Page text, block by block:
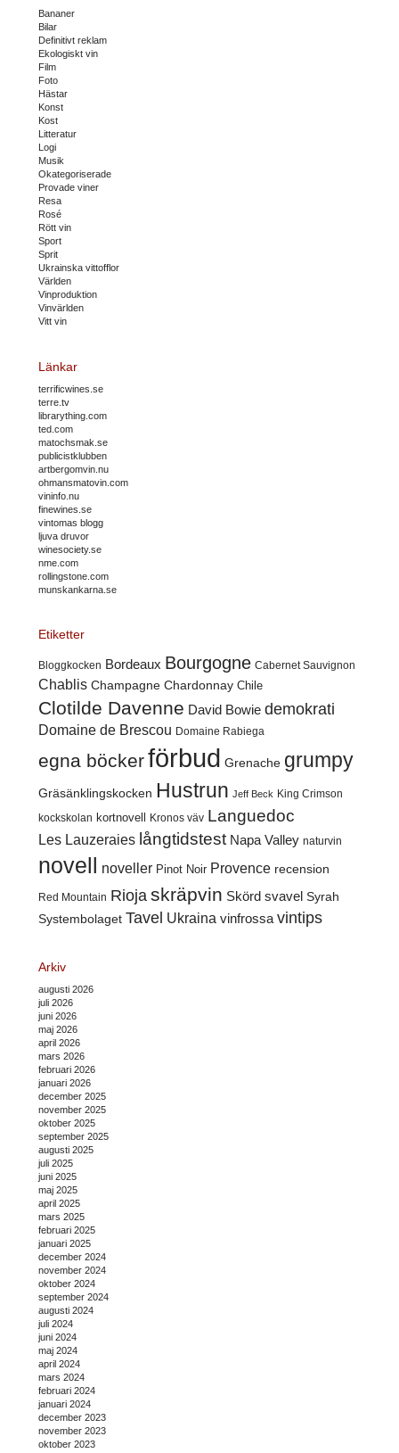
Bananer
Bilar
Definitivt reklam
Ekologiskt vin
Film
Foto
Hästar
Konst
Kost
Litteratur
Logi
Musik
Okategoriserade
Provade viner
Resa
Rosé
Rött vin
Sport
Sprit
Ukrainska vittofflor
Världen
Vinproduktion
Vinvärlden
Vitt vin
Länkar
terrificwines.se
terre.tv
librarything.com
ted.com
matochsmak.se
publicistklubben
artbergomvin.nu
ohmansmatovin.com
vininfo.nu
finewines.se
vintomas blogg
ljuva druvor
winesociety.se
nme.com
rollingstone.com
munskankarna.se
Etiketter
Bloggkocken Bordeaux Bourgogne Cabernet Sauvignon
Chablis Champagne Chardonnay Chile
Clotilde Davenne David Bowie demokrati
Domaine de Brescou Domaine Rabiega
egna böckerförbud Grenache grumpy
Gräsänklingskocken Hustrun Jeff Beck King Crimson
kockskolan kortnovell Kronos väv Languedoc
Les Lauzeraies långtidstest Napa Valley naturvin
novell noveller Pinot Noir Provence recension
Red Mountain Rioja skräpvin Skörd svavel Syrah
Systembolaget Tavel Ukraina vinfrossa vintips
Arkiv
augusti 2026
juli 2026
juni 2026
maj 2026
april 2026
mars 2026
februari 2026
januari 2026
december 2025
november 2025
oktober 2025
september 2025
augusti 2025
juli 2025
juni 2025
maj 2025
april 2025
mars 2025
februari 2025
januari 2025
december 2024
november 2024
oktober 2024
september 2024
augusti 2024
juli 2024
juni 2024
maj 2024
april 2024
mars 2024
februari 2024
januari 2024
december 2023
november 2023
oktober 2023